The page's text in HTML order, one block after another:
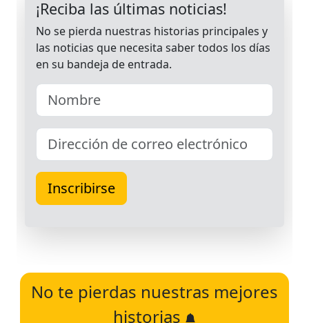
No te pierdas nuestras mejores
historias